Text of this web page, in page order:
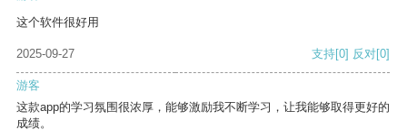
这个软件很好用
2025-09-27 支持[0] 反对[0]
游客
这款app的学习氛围很浓厚，能够激励我不断学习，让我能够取得更好的
成绩。